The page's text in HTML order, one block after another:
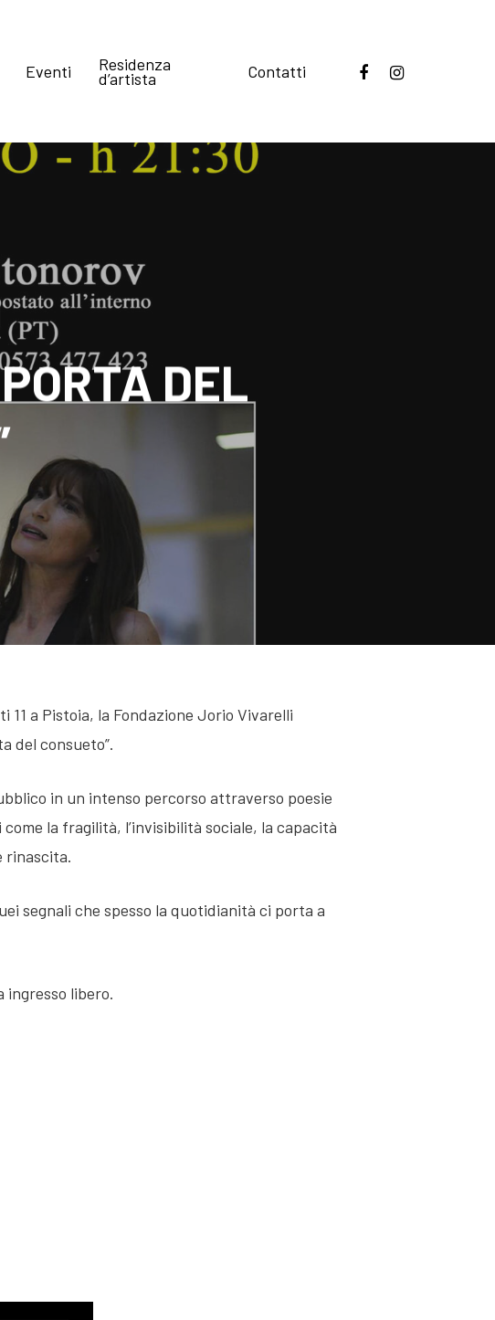
Eventi Residenza
d’artista Contatti
DEL
11 a Pistoia, la Fondazione Jorio Vivarelli
del consueto”.
in un intenso percorso attraverso poesie
la fragilità, l’invisibilità sociale, la capacità
rinascita.
segnali che spesso la quotidianità ci porta a
ingresso libero.